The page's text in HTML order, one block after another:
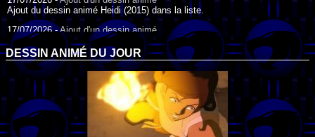
Ajout du dessin animé Heidi (2015) dans la liste.
17/07/2026 -Ajout d'un dessin animé
Ajout du dessin animé Heidi (1995) dans la liste.
09/07/2026 -Ajout d'un dessin animé
Ajout du dessin animé Genki l'Aventurier de la Chance (2006) dans la
liste.
04/07/2026 -
Ajout d'un dessin animé
Ajout du dessin animé Vilain Petit Canard (2000) dans la liste.
04/07/2026 -
Ajout d'un dessin animé
DESSIN ANIMÉ DU JOUR